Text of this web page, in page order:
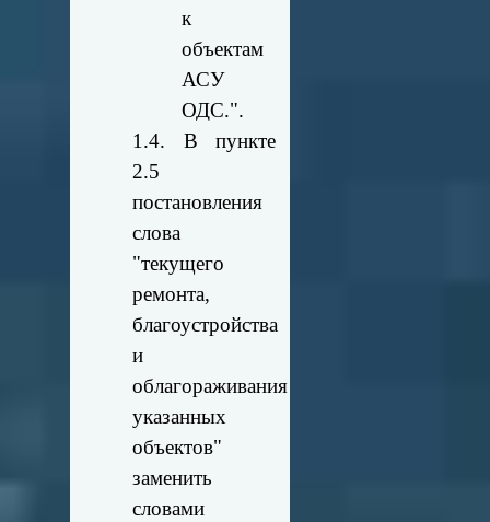
к
объектам
АСУ
ОДС.".
1.4. В пункте
2.5
постановления
слова
"текущего
ремонта,
благоустройства
и
облагораживания
указанных
объектов"
заменить
словами